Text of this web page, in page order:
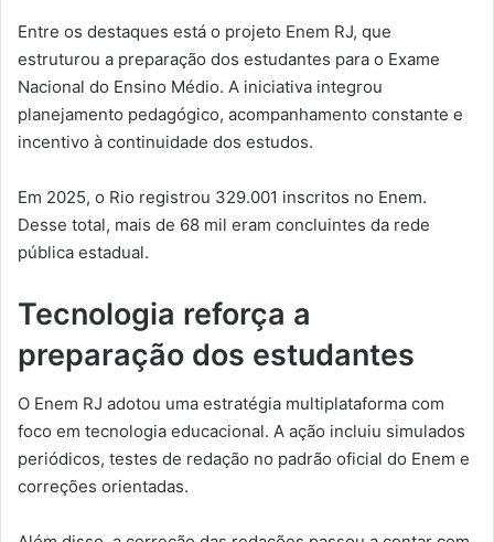
Entre os destaques está o projeto Enem RJ, que
estruturou a preparação dos estudantes para o Exame
Nacional do Ensino Médio. A iniciativa integrou
planejamento pedagógico, acompanhamento constante e
incentivo à continuidade dos estudos.
Em 2025, o Rio registrou 329.001 inscritos no Enem.
Desse total, mais de 68 mil eram concluintes da rede
pública estadual.
Tecnologia reforça a
preparação dos estudantes
O Enem RJ adotou uma estratégia multiplataforma com
foco em tecnologia educacional. A ação incluiu simulados
periódicos, testes de redação no padrão oficial do Enem e
correções orientadas.